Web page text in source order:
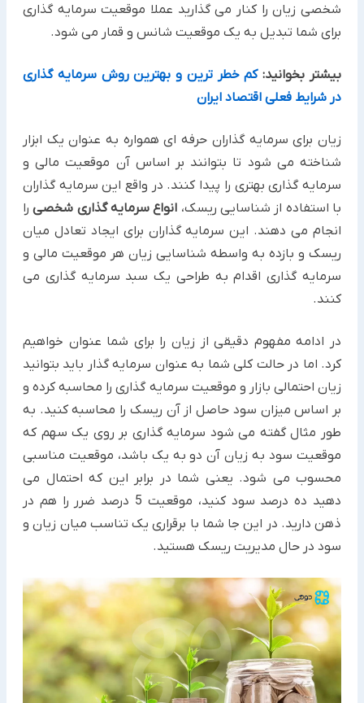
شخصی زیان را کنار می گذارید عملا موقعیت سرمایه گذاری
برای شما تبدیل به یک موقعیت شانس و قمار می شود.
بیشتر بخوانید:کم خطر ترین و بهترین روش سرمایه گذاری
در شرایط فعلی اقتصاد ایران
زیان برای سرمایه گذاران حرفه ای همواره به عنوان یک ابزار
شناخته می شود تا بتوانند بر اساس آن موقعیت مالی و
سرمایه گذاری بهتری را پیدا کنند. در واقع این سرمایه گذاران
با استفاده از شناسایی ریسک، انواع سرمایه گذاری شخصیرا
انجام می دهند. این سرمایه گذاران برای ایجاد تعادل میان
ریسک و بازده به واسطه شناسایی زیان هر موقعیت مالی و
سرمایه گذاری اقدام به طراحی یک سبد سرمایه گذاری می
کنند.
در ادامه مفهوم دقیقی از زیان را برای شما عنوان خواهیم
کرد. اما در حالت کلی شما به عنوان سرمایه گذار باید بتوانید
زیان احتمالی بازار و موقعیت سرمایه گذاری را محاسبه کرده و
بر اساس میزان سود حاصل از آن ریسک را محاسبه کنید. به
طور مثال گفته می شود سرمایه گذاری بر روی یک سهم که
موقعیت سود به زیان آن دو به یک باشد، موقعیت مناسبی
محسوب می شود. یعنی شما در برابر این که احتمال می
دهید ده درصد سود کنید، موقعیت 5 درصد ضرر را هم در
ذهن دارید. در این جا شما با برقراری یک تناسب میان زیان و
سود در حال مدیریت ریسک هستید.